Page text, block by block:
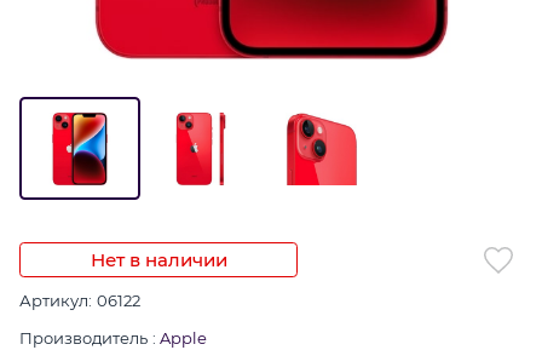
Нет в наличии
Артикул: 06122
Производитель : Apple